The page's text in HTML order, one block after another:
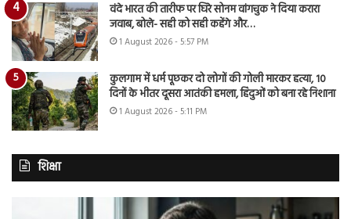
वंदे भारत की तारीफ पर घिरे सोनम वांगचुक ने दिया करारा
जवाब, बोले- सही को सही कहेंगे और…
1 August 2026 - 5:57 PM
कुलगाम में धर्म पूछकर दो लोगों की गोली मारकर हत्या, 10
दिनों के भीतर दूसरा आतंकी हमला, हिंदुओं को बना रहे निशाना
1 August 2026 - 5:11 PM
शिक्षा